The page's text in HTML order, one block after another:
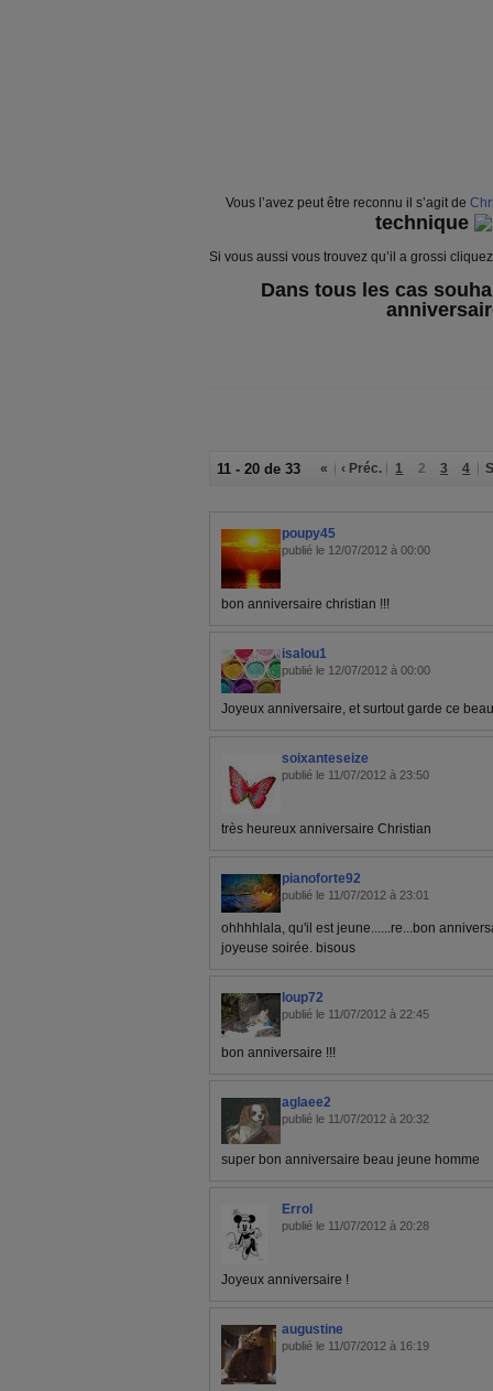
Vous l’avez peut être reconnu il s’agit de
technique
Si vous aussi vous trouvez qu’il a grossi
Dans tous les cas
11 - 20 de 33 « ‹ Préc. 1 2 3 4
poupy45
publié le 12/07/2012 à 00:00
bon anniversaire christian !!!
isalou1
publié le 12/07/2012 à 00:00
Joyeux anniversaire, et surtout garde ce
soixanteseize
publié le 11/07/2012 à 23:50
très heureux anniversaire Christian
pianoforte92
publié le 11/07/2012 à 23:01
ohhhhlala, qu'il est jeune......re...bon
joyeuse soirée. bisous
loup72
publié le 11/07/2012 à 22:45
bon anniversaire !!!
aglaee2
publié le 11/07/2012 à 20:32
super bon anniversaire beau jeune homme
Errol
publié le 11/07/2012 à 20:28
Joyeux anniversaire !
augustine
publié le 11/07/2012 à 16:19